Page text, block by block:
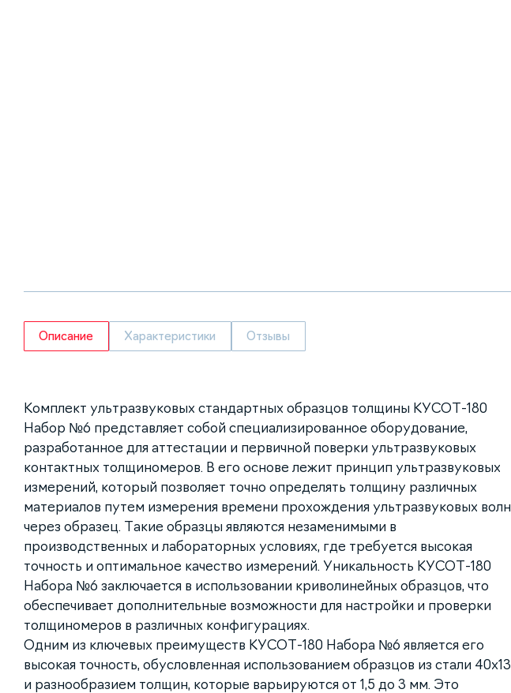
Описание Характеристики Отзывы
Комплект ультразвуковых стандартных образцов толщины КУСОТ-180
Набор №6 представляет собой специализированное оборудование,
разработанное для аттестации и первичной поверки ультразвуковых
контактных толщиномеров. В его основе лежит принцип ультразвуковых
измерений, который позволяет точно определять толщину различных
материалов путем измерения времени прохождения ультразвуковых волн
через образец. Такие образцы являются незаменимыми в
производственных и лабораторных условиях, где требуется высокая
точность и оптимальное качество измерений. Уникальность КУСОТ-180
Набора №6 заключается в использовании криволинейных образцов, что
обеспечивает дополнительные возможности для настройки и проверки
толщиномеров в различных конфигурациях.
Одним из ключевых преимуществ КУСОТ-180 Набора №6 является его
высокая точность, обусловленная использованием образцов из стали 40х13
и разнообразием толщин, которые варьируются от 1,5 до 3 мм. Это